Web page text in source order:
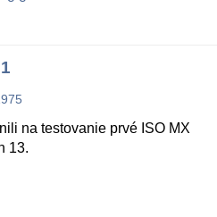
na testovanie prvé ISO MX
13.